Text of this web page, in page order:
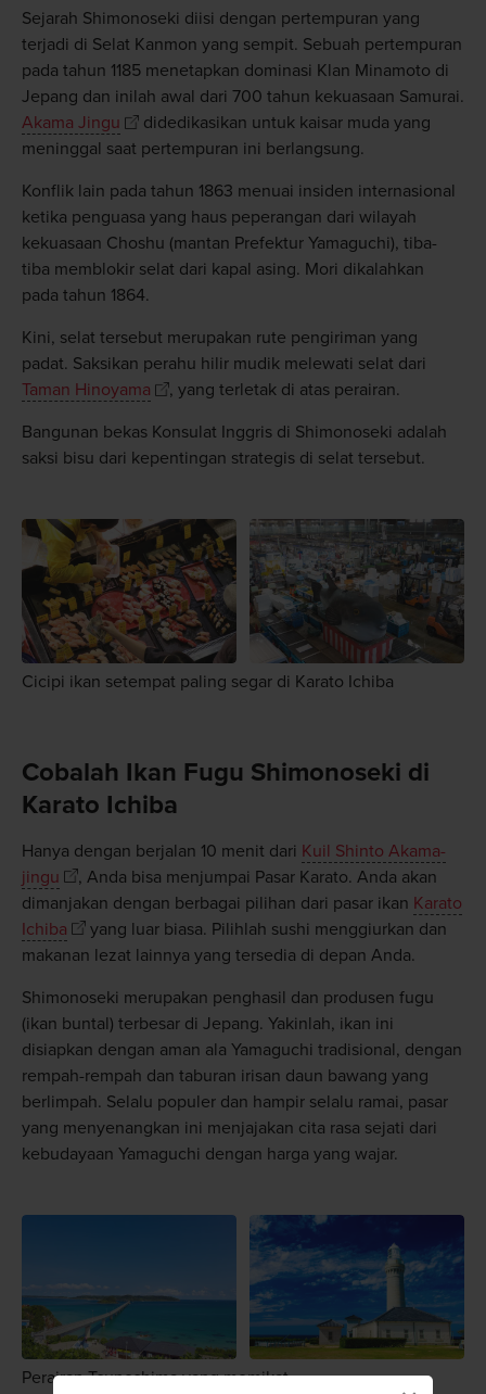
Sejarah Shimonoseki diisi dengan pertempuran yang
terjadi di Selat Kanmon yang sempit. Sebuah pertempuran
pada tahun 1185 menetapkan dominasi Klan Minamoto di
Jepang dan inilah awal dari 700 tahun kekuasaan Samurai.
Akama Jingu
didedikasikan untuk kaisar muda yang
meninggal saat pertempuran ini berlangsung.
Konflik lain pada tahun 1863 menuai insiden internasional
ketika penguasa yang haus peperangan dari wilayah
kekuasaan Choshu (mantan Prefektur Yamaguchi), tiba-
tiba memblokir selat dari kapal asing. Mori dikalahkan
pada tahun 1864.
Kini, selat tersebut merupakan rute pengiriman yang
padat. Saksikan perahu hilir mudik melewati selat dari
Taman Hinoyama
, yang terletak di atas perairan.
Bangunan bekas Konsulat Inggris di Shimonoseki adalah
saksi bisu dari kepentingan strategis di selat tersebut.
Cicipi ikan setempat paling segar di Karato Ichiba
Cobalah Ikan Fugu Shimonoseki di
Karato Ichiba
Hanya dengan berjalan 10 menit dari Kuil Shinto Akama-
jingu
, Anda bisa menjumpai Pasar Karato. Anda akan
dimanjakan dengan berbagai pilihan dari pasar ikan Karato
Ichiba
yang luar biasa. Pilihlah sushi menggiurkan dan
makanan lezat lainnya yang tersedia di depan Anda.
Shimonoseki merupakan penghasil dan produsen fugu
(ikan buntal) terbesar di Jepang. Yakinlah, ikan ini
disiapkan dengan aman ala Yamaguchi tradisional, dengan
rempah-rempah dan taburan irisan daun bawang yang
berlimpah. Selalu populer dan hampir selalu ramai, pasar
yang menyenangkan ini menjajakan cita rasa sejati dari
kebudayaan Yamaguchi dengan harga yang wajar.
Perairan Tsunoshima yang memikat